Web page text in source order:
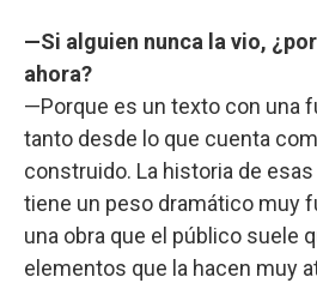
—Si alguien nunca la vio,
ahora?
—Porque es un texto con una
tanto desde lo que cuenta
construido. La historia de
tiene un peso dramático muy
una obra que el público suele
elementos que la hacen muy